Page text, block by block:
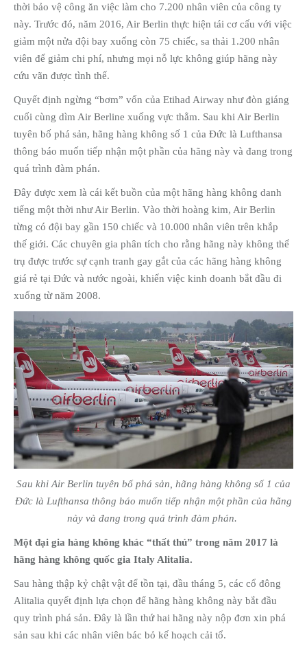
thời bảo vệ công ăn việc làm cho 7.200 nhân viên của công ty
này. Trước đó, năm 2016, Air Berlin thực hiện tái cơ cấu với việc
giảm một nửa đội bay xuống còn 75 chiếc, sa thải 1.200 nhân
viên để giảm chi phí, nhưng mọi nỗ lực không giúp hãng này
cứu vãn được tình thế.
Quyết định ngừng “bơm” vốn của Etihad Airway như đòn giáng
cuối cùng dìm Air Berline xuống vực thẳm. Sau khi Air Berlin
tuyên bố phá sản, hãng hàng không số 1 của Đức là Lufthansa
thông báo muốn tiếp nhận một phần của hãng này và đang trong
quá trình đàm phán.
Đây được xem là cái kết buồn của một hãng hàng không danh
tiếng một thời như Air Berlin. Vào thời hoàng kim, Air Berlin
từng có đội bay gần 150 chiếc và 10.000 nhân viên trên khắp
thế giới. Các chuyên gia phân tích cho rằng hãng này không thể
trụ được trước sự cạnh tranh gay gắt của các hãng hàng không
giá rẻ tại Đức và nước ngoài, khiến việc kinh doanh bắt đầu đi
xuống từ năm 2008.
Sau khi Air Berlin tuyên bố phá sản, hãng hàng không số 1 của
Đức là Lufthansa thông báo muốn tiếp nhận một phần của hãng
này và đang trong quá trình đàm phán.
Một đại gia hàng không khác “thất thủ” trong năm 2017 là
hãng hàng không quốc gia Italy Alitalia.
Sau hàng thập kỷ chật vật để tồn tại, đầu tháng 5, các cổ đông
Alitalia quyết định lựa chọn để hãng hàng không này bắt đầu
quy trình phá sản. Đây là lần thứ hai hãng này nộp đơn xin phá
sản sau khi các nhân viên bác bỏ kế hoạch cải tổ.